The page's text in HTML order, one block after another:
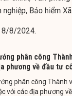
Bảo hiểm
8/8/2024.
phân công
phương về đầu tư
phân công Thành
với các địa phương